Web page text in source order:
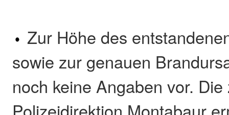
Zur Höhe des
sowie zur genauen
noch keine Angaben vor.
Polizeidirektion Montabaur